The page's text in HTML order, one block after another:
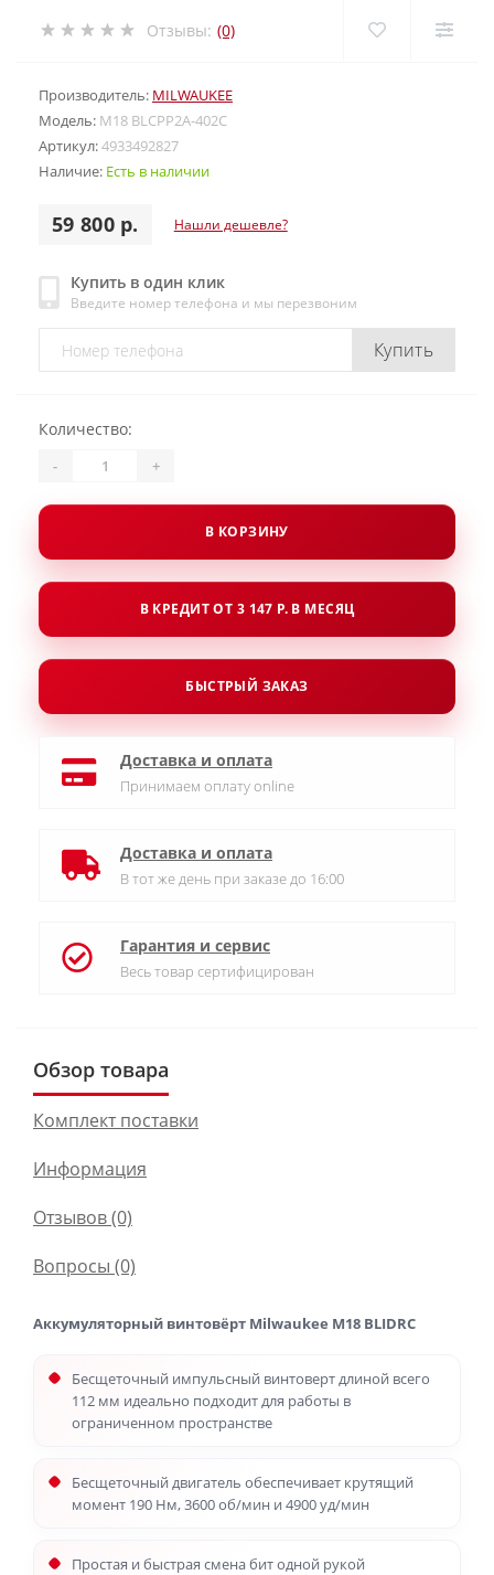
Отзывы: (0)
Производитель: MILWAUKEE
Модель: M18 BLCPP2A-402C
Артикул:4933492827
Наличие: Есть в наличии
59 800 р. Нашли дешевле?
Купить в один клик
Введите номер телефона и мы перезвоним
Купить
Количество:
- +
В КОРЗИНУ
В КРЕДИТ ОТ 3 147 Р. В МЕСЯЦ
БЫСТРЫЙ ЗАКАЗ
Доставка и оплата
Принимаем оплату online
Доставка и оплата
В тот же день при заказе до 16:00
Гарантия и сервис
Весь товар сертифицирован
Обзор товара
Комплект поставки
Информация
Отзывов (0)
Вопросы (0)
Аккумуляторный винтовёрт Milwaukee M18 BLIDRC
Бесщеточный импульсный винтоверт длиной всего
112 мм идеально подходит для работы в
ограниченном пространстве
Бесщеточный двигатель обеспечивает крутящий
момент 190 Нм, 3600 об/мин и 4900 уд/мин
Простая и быстрая смена бит одной рукой